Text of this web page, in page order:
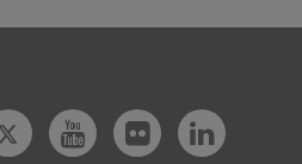
TwitterYoutubeFlickr